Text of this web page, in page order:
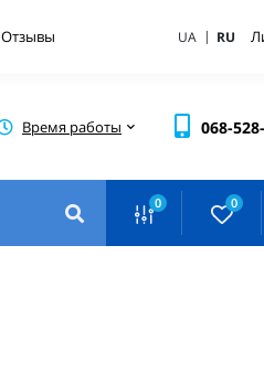
Отзывы UA | RU
Время работы 068-
0 0